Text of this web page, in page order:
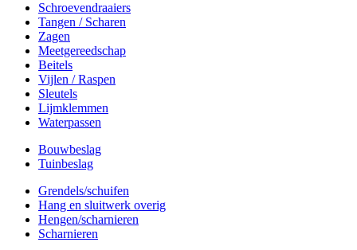
Schroevendraaiers
Tangen / Scharen
Zagen
Meetgereedschap
Beitels
Vijlen / Raspen
Sleutels
Lijmklemmen
Waterpassen
Bouwbeslag
Tuinbeslag
Grendels/schuifen
Hang en sluitwerk overig
Hengen/scharnieren
Scharnieren